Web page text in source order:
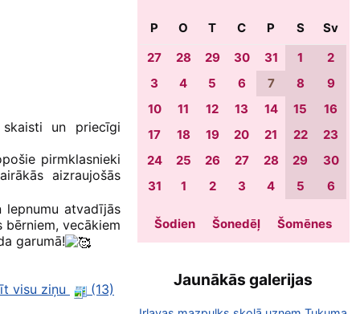
un priecīgi
pirmklasnieki
aizraujošās
lepnumu atvadījās
vecākiem
garumā!
visu ziņu (13)
P O T C P S
Sv
27
28 29 30 31 1
2
3
4 5 6 7 8
9
10
11 12 13 14 15
16
17
18 19 20 21 22
23
24
25 26 27 28 29
30
31
1 2 3 4 5 6
Šodien Šonedēļ Šomēnes
Jaunākās galerijas